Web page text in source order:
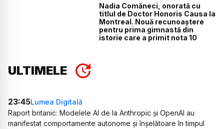
Nadia Comăneci, onorată cu
titlul de Doctor Honoris Causa la
Montreal. Nouă recunoaștere
pentru prima gimnastă din
istorie care a primit nota 10
ULTIMELE
23:45Lumea Digitală
Raport britanic: Modelele AI de la Anthropic și OpenAI au
manifestat comportamente autonome și înșelătoare în timpul